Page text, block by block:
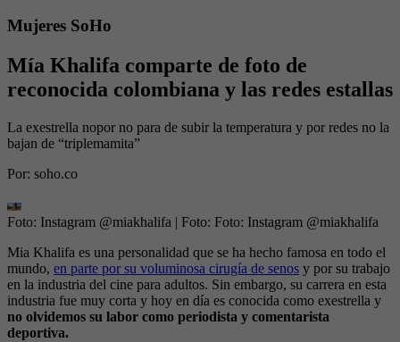
Mujeres SoHo
Mía Khalifa comparte de foto de
reconocida colombiana y las redes estallas
La exestrella nopor no para de subir la temperatura y por redes no la
bajan de “triplemamita”
Por: soho.co
Foto: Instagram @miakhalifa | Foto: Foto: Instagram @miakhalifa
Mia Khalifa es una personalidad que se ha hecho famosa en todo el
mundo, en parte por su voluminosa cirugía de senos y por su trabajo
en la industria del cine para adultos. Sin embargo, su carrera en esta
industria fue muy corta y hoy en día es conocida como exestrella y
no olvidemos su labor como periodista y comentarista
deportiva.